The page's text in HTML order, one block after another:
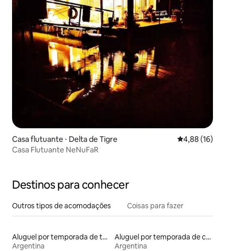
Casa flutuante ⋅ Delta de Tigre 4,88 de uma
4,88 (16)
Casa Flutuante NeNuFaR
Destinos para conhecer
Outros tipos de acomodações Coisas para fazer
Aluguel por temporada de townhouses
Argentina
Aluguel por temporada de casas de veraneio
Argentina